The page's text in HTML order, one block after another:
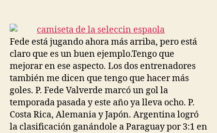
entrada
entrada
Fede está jugando ahora más arriba, pero está
claro que es un buen ejemplo.Tengo que
mejorar en ese aspecto. Los dos entrenadores
también me dicen que tengo que hacer más
goles. P. Fede Valverde marcó un gol la
temporada pasada y este año ya lleva ocho. P.
Costa Rica, Alemania y Japón. Argentina logró
la clasificación ganándole a Paraguay por 3:1 en